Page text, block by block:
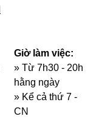
Giờ làm việc:
» Từ 7h30 - 20h
hằng ngày
» Kể cả thứ 7 -
CN